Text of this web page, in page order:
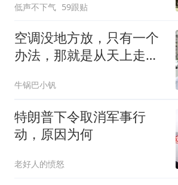
低声不下气 59跟贴
空调没地方放，只有一个
办法，那就是从天上走，
牛锅巴小钒
特朗普下令取消军事行
动，原因为何
老好人的愤怒